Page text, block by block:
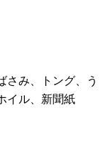
さみ、トング、う
イル、新聞紙